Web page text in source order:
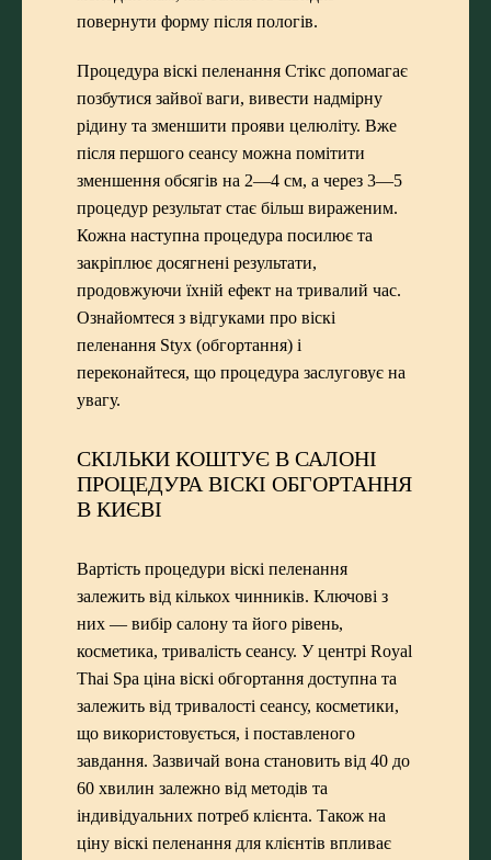
повернути форму після пологів.
Процедура віскі пеленання Стікс допомагає
позбутися зайвої ваги, вивести надмірну
рідину та зменшити прояви целюліту. Вже
після першого сеансу можна помітити
зменшення обсягів на 2—4 см, а через 3—5
процедур результат стає більш вираженим.
Кожна наступна процедура посилює та
закріплює досягнені результати,
продовжуючи їхній ефект на тривалий час.
Ознайомтеся з відгуками про віскі
пеленання Styx (обгортання) і
переконайтеся, що процедура заслуговує на
увагу.
СКІЛЬКИ КОШТУЄ В САЛОНІ
ПРОЦЕДУРА ВІСКІ ОБГОРТАННЯ
В КИЄВІ
Вартість процедури віскі пеленання
залежить від кількох чинників. Ключові з
них — вибір салону та його рівень,
косметика, тривалість сеансу. У центрі Royal
Thai Spa ціна віскі обгортання доступна та
залежить від тривалості сеансу, косметики,
що використовується, і поставленого
завдання. Зазвичай вона становить від 40 до
60 хвилин залежно від методів та
індивідуальних потреб клієнта. Також на
ціну віскі пеленання для клієнтів впливає